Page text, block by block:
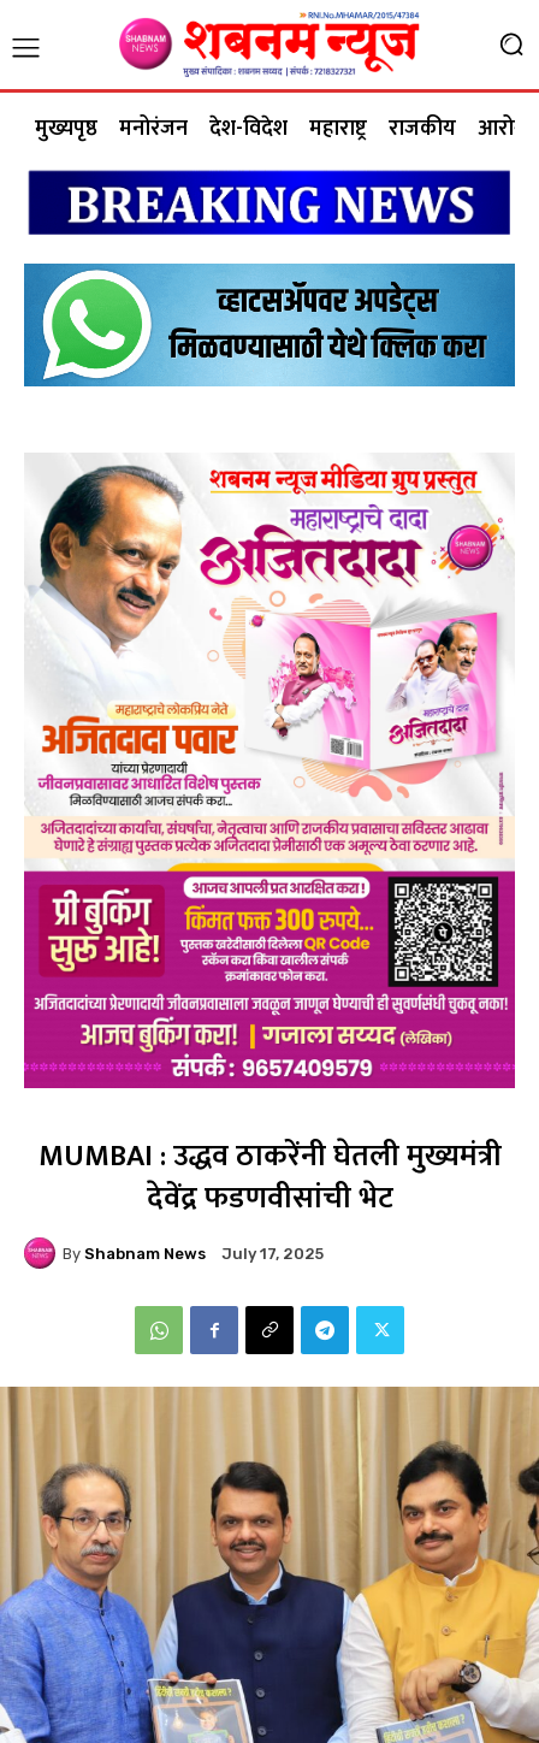
मुख्यपृष्ठ मनोरंजन देश-विदेश महाराष्ट्र राजकीय आरोग्य
MUMBAI : उद्धव ठाकरेंनी घेतली मुख्यमंत्री
देवेंद्र फडणवीसांची भेट
By Shabnam News July 17, 2025